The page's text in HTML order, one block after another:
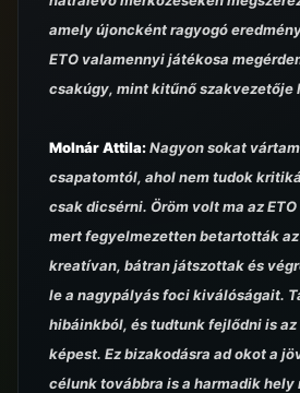
amely újoncként ragyogó
ETO valamennyi játékosa
csakúgy, mint kitűnő szakvezetője
Molnár Attila:Nagyon sokat
csapatomtól, ahol nem tudok
csak dicsérni. Öröm volt ma az
mert fegyelmezetten betartották
kreatívan, bátran játszottak és
le a nagypályás foci kiválóságait.
hibáinkból, és tudtunk fejlődni is
képest. Ez bizakodásra ad okot a
célunk továbbra is a harmadik hely